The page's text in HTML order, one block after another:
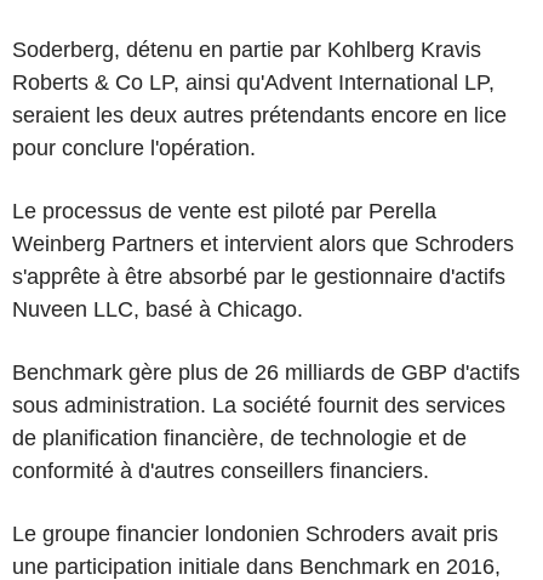
Soderberg, détenu en partie par Kohlberg Kravis
Roberts & Co LP, ainsi qu'Advent International LP,
seraient les deux autres prétendants encore en lice
pour conclure l'opération.
Le processus de vente est piloté par Perella
Weinberg Partners et intervient alors que Schroders
s'apprête à être absorbé par le gestionnaire d'actifs
Nuveen LLC, basé à Chicago.
Benchmark gère plus de 26 milliards de GBP d'actifs
sous administration. La société fournit des services
de planification financière, de technologie et de
conformité à d'autres conseillers financiers.
Le groupe financier londonien Schroders avait pris
une participation initiale dans Benchmark en 2016,